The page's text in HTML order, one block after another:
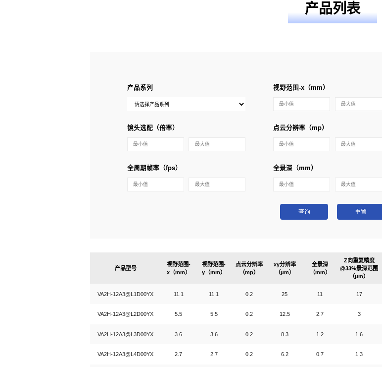
产品列表
产品系列 视野范围-x（mm）
镜头选配（倍率） 点云分辨率（mp）
全周期帧率（fps） 全景深（mm）
查询 重置
产品型号
视野范围-
x（mm）
视野范围-
y（mm）
点云分辨率
（mp）
xy分辨率
（μm）
全景深
（mm）
Z向重复精度
@33%景深范围
（μm）
VA2H-12A3@L1D00YX 11.1 11.1 0.2 25 11 17
VA2H-12A3@L2D00YX 5.5 5.5 0.2 12.5 2.7 3
VA2H-12A3@L3D00YX 3.6 3.6 0.2 8.3 1.2 1.6
VA2H-12A3@L4D00YX 2.7 2.7 0.2 6.2 0.7 1.3